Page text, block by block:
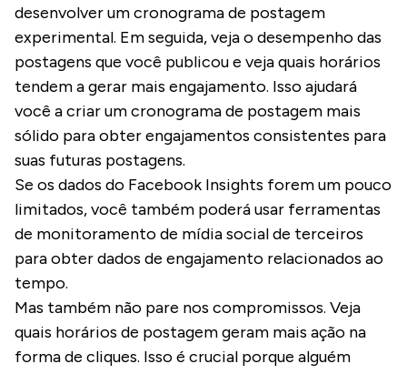
desenvolver um cronograma de postagem
experimental. Em seguida, veja o desempenho das
postagens que você publicou e veja quais horários
tendem a gerar mais engajamento. Isso ajudará
você a criar um cronograma de postagem mais
sólido para obter engajamentos consistentes para
suas futuras postagens.
Se os dados do Facebook Insights forem um pouco
limitados, você também poderá usar ferramentas
de monitoramento de mídia social de terceiros
para obter dados de engajamento relacionados ao
tempo.
Mas também não pare nos compromissos. Veja
quais horários de postagem geram mais ação na
forma de cliques. Isso é crucial porque alguém